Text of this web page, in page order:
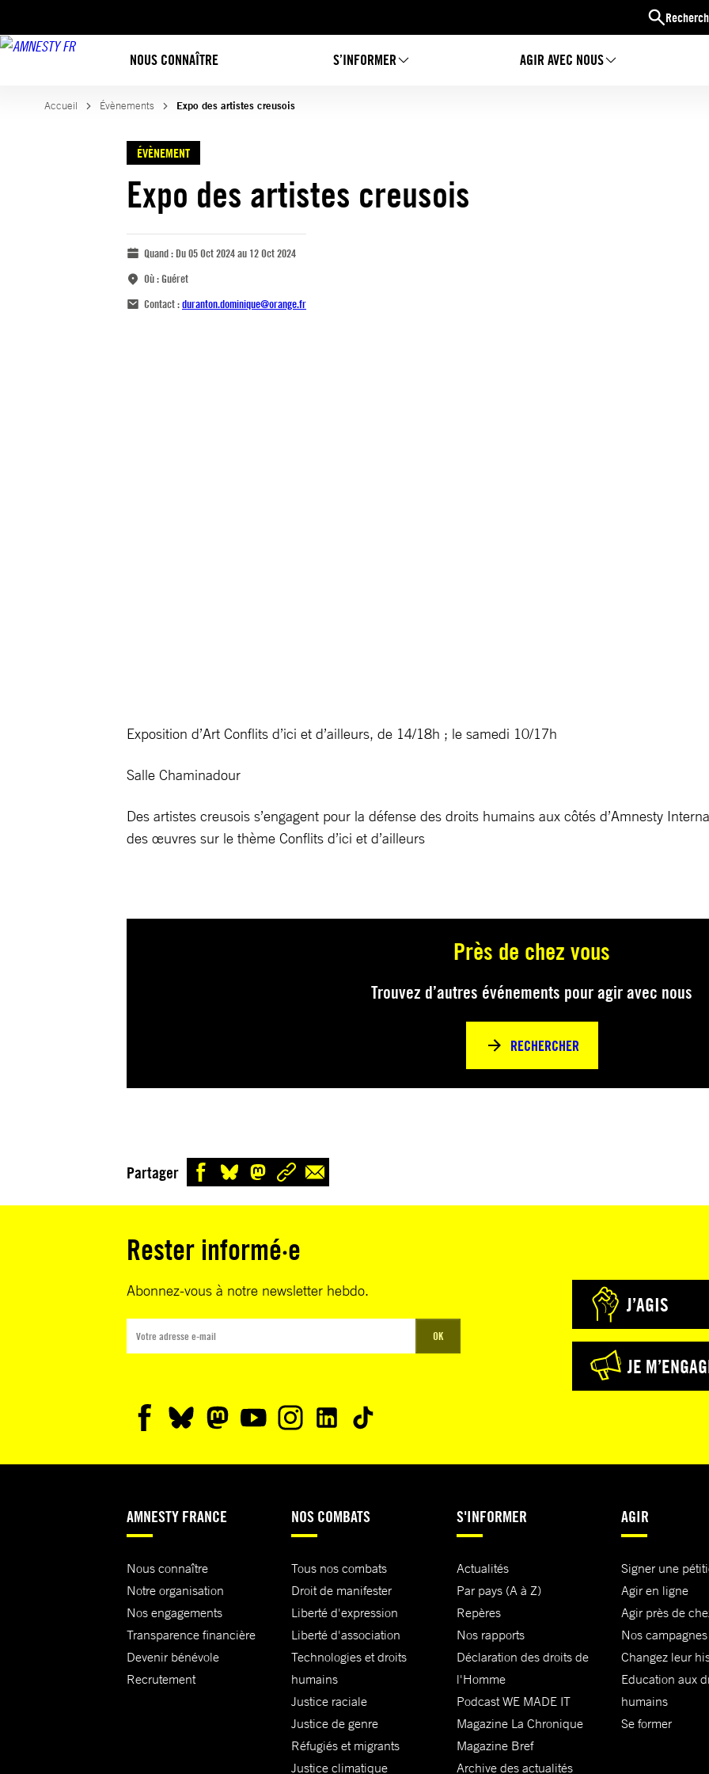
NOUS CONNAÎTRE S’INFORMER AGIR AVEC NOUS
Accueil Évènements Expo des artistes creusois
ÉVÈNEMENT
Expo des artistes creusois
Quand :Du 05 Oct 2024 au 12 Oct 2024
Où :Guéret
Contact :duranton.dominique@orange.fr
Exposition d’Art Conflits d’ici et d’ailleurs, de 14/18h ; le samedi 10/17h
Salle Chaminadour
Des artistes creusois s’engagent pour la défense des droits humains aux côtés d’Amnesty
des œuvres sur le thème Conflits d’ici et d’ailleurs
Près de chez vous
Trouvez d’autres événements pour agir avec nous
RECHERCHER
Partager
Rester informé·e
Abonnez-vous à notre newsletter hebdo.
OK
J’AGIS
JE
AMNESTY FRANCE
Nous connaître
Notre organisation
Nos engagements
Transparence financière
Devenir bénévole
Recrutement
NOS COMBATS
Tous nos combats
Droit de manifester
Liberté d'expression
Liberté d'association
Technologies et droits
humains
Justice raciale
Justice de genre
Réfugiés et migrants
Justice climatique
S'INFORMER
Actualités
Par pays (A à Z)
Repères
Nos rapports
Déclaration des droits de
l'Homme
Podcast WE MADE IT
Magazine La Chronique
Magazine Bref
Archive des actualités
AGIR
Signer une
Agir en ligne
Agir près de
Nos campagnes
Changez leur
Education aux
humains
Se former